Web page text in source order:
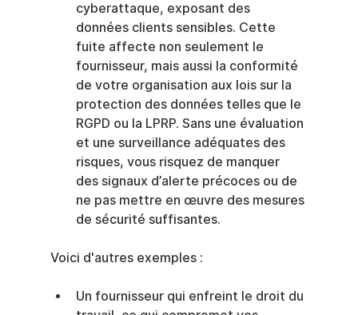
cyberattaque, exposant des
données clients sensibles. Cette
fuite affecte non seulement le
fournisseur, mais aussi la conformité
de votre organisation aux lois sur la
protection des données telles que le
RGPD ou la LPRP. Sans une évaluation
et une surveillance adéquates des
risques, vous risquez de manquer
des signaux d’alerte précoces ou de
ne pas mettre en œuvre des mesures
de sécurité suffisantes.
Voici d'autres exemples :
Un fournisseur qui enfreint le droit du